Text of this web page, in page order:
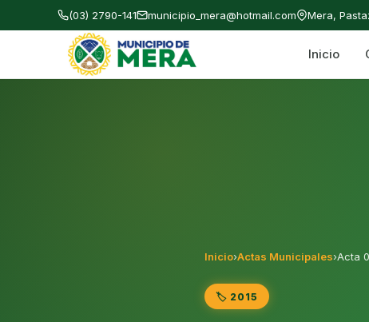
(03) 2790-141 municipio_mera@hotmail.com Mera,
Gobierno Autónomo Descentralizado Municipal
Inicio
Inicio›Actas Municipales›Acta
🏷️ 2015